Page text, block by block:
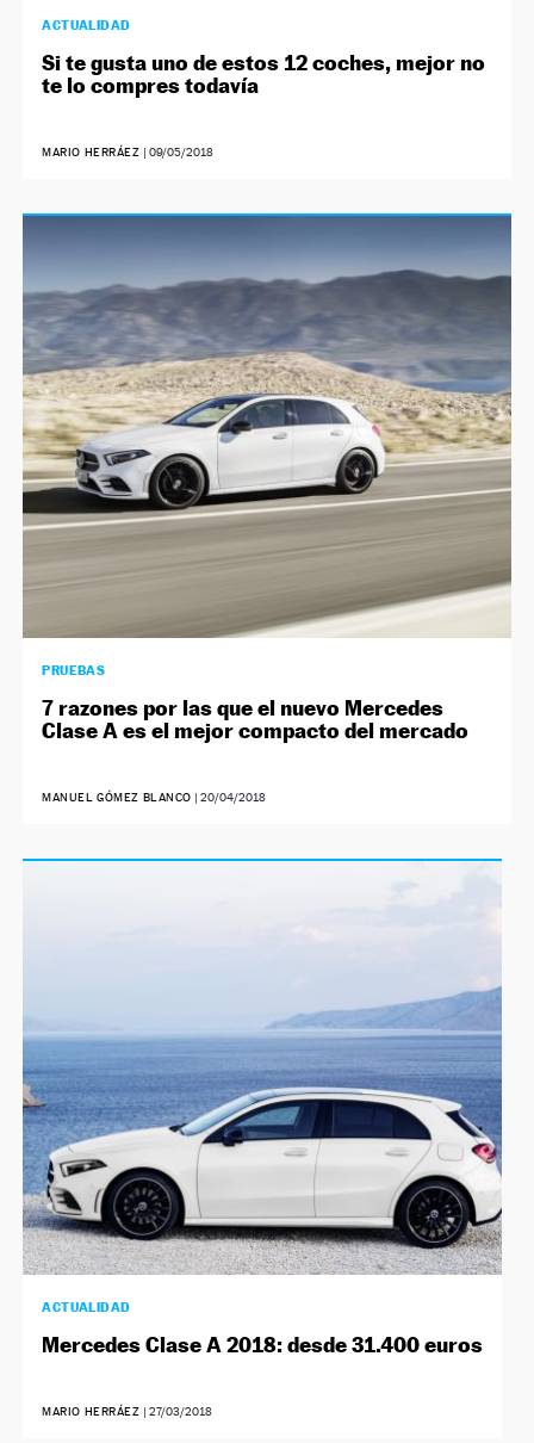
ACTUALIDAD
Si te gusta uno de estos 12 coches, mejor no
te lo compres todavía
MARIO HERRÁEZ | 09/05/2018
PRUEBAS
7 razones por las que el nuevo Mercedes
Clase A es el mejor compacto del mercado
MANUEL GÓMEZ BLANCO |20/04/2018
ACTUALIDAD
Mercedes Clase A 2018: desde 31.400 euros
MARIO HERRÁEZ | 27/03/2018